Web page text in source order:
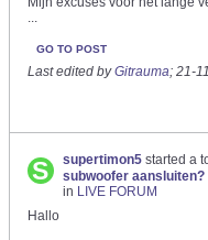
...
GO TO POST
Last edited byGitrauma; 21-
supertimon5started a
subwoofer aansluiten?
in LIVE FORUM
Hallo